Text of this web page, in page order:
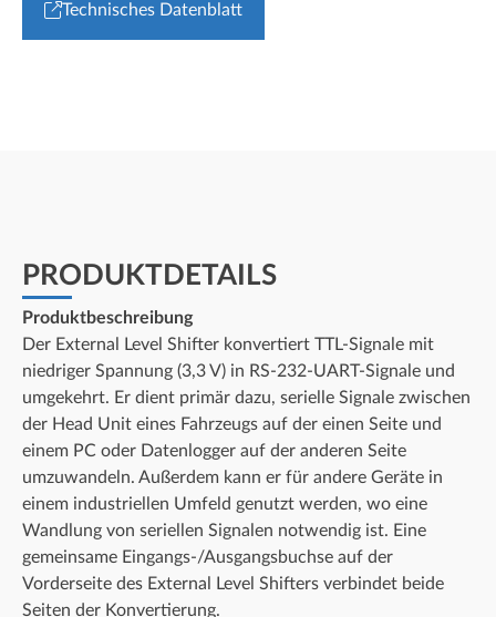
Technisches Datenblatt
PRODUKTDETAILS
Produktbeschreibung
Der External Level Shifter konvertiert TTL-Signale mit
niedriger Spannung (3,3 V) in RS-232-UART-Signale und
umgekehrt. Er dient primär dazu, serielle Signale zwischen
der Head Unit eines Fahrzeugs auf der einen Seite und
einem PC oder Datenlogger auf der anderen Seite
umzuwandeln. Außerdem kann er für andere Geräte in
einem industriellen Umfeld genutzt werden, wo eine
Wandlung von seriellen Signalen notwendig ist. Eine
gemeinsame Eingangs-/Ausgangsbuchse auf der
Vorderseite des External Level Shifters verbindet beide
Seiten der Konvertierung.